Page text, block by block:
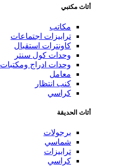
أثاث مكتبي
مكاتب
ترابيزات اجتماعات
كاونترات استقبال
وحدات كول سنتر
وحدات ادراج ومكتبات
معامل
كنب انتظار
كراسي
أثاث الحديقة
برجولات
شماسي
ترابيزات
كراسي